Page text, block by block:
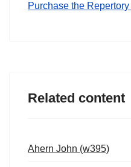
Purchase the
Related content
Ahern John (w395)